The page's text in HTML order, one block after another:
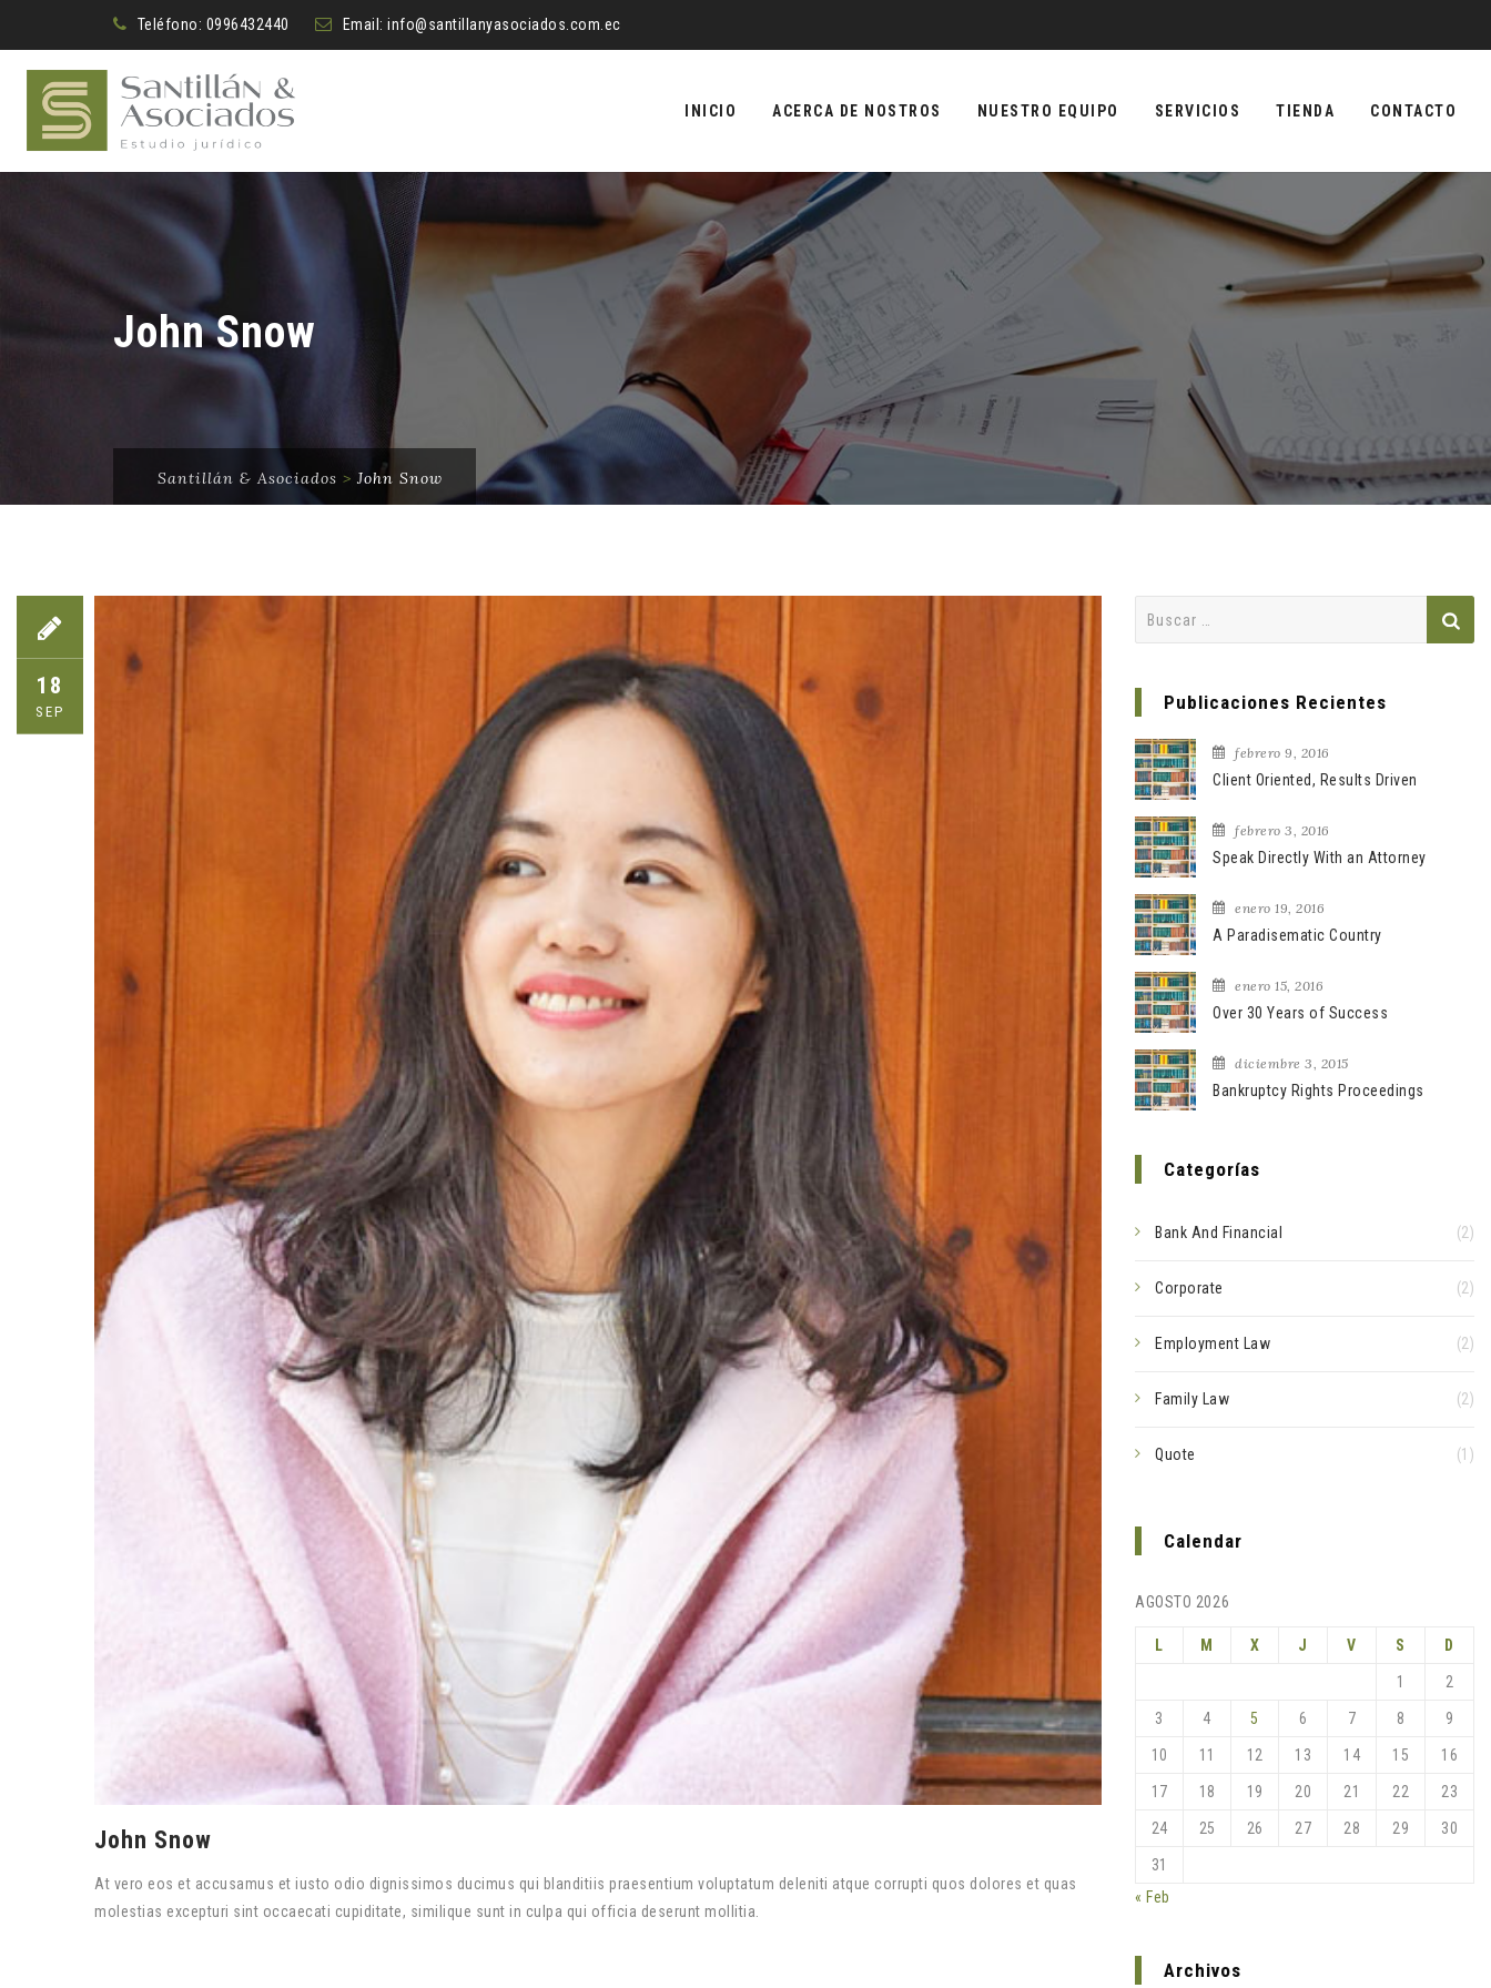
Teléfono: 0996432440 Email:info@santillanyasociados.com.ec
contenido
INICIO ACERCA DE NOSTROS NUESTRO EQUIPO SERVICIOS TIENDA CONTACTO
John Snow
Santillán & Asociados > John Snow
18
SEP
John Snow
At vero eos et accusamus et iusto odio dignissimos ducimus qui blanditiis praesentium voluptatum deleniti atque corrupti quos dolores et quas
molestias excepturi sint occaecati cupiditate, similique sunt in culpa qui officia deserunt mollitia.
Publicaciones Recientes
febrero 9, 2016
Client Oriented, Results Driven
febrero 3, 2016
Speak Directly With an Attorney
enero 19, 2016
A Paradisematic Country
enero 15, 2016
Over 30 Years of Success
diciembre 3, 2015
Bankruptcy Rights Proceedings
Categorías
Bank And Financial (2)
Corporate (2)
Employment Law (2)
Family Law (2)
Quote (1)
Calendar
AGOSTO 2026
L M X J V S D
1 2
3 4 5 6 7 8 9
10 11 12 13 14 15 16
17 18 19 20 21 22 23
24 25 26 27 28 29 30
31
« Feb
Archivos